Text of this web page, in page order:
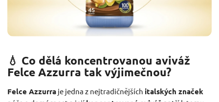
💧 Co dělá koncentrovanou aviváž
Felce Azzurra tak výjimečnou?
Felce Azzurra je jedna z nejtradičnějších italských značek